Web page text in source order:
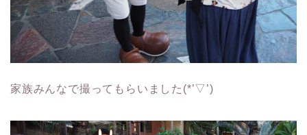
家族みんなで撮ってもらいました(*’▽’)